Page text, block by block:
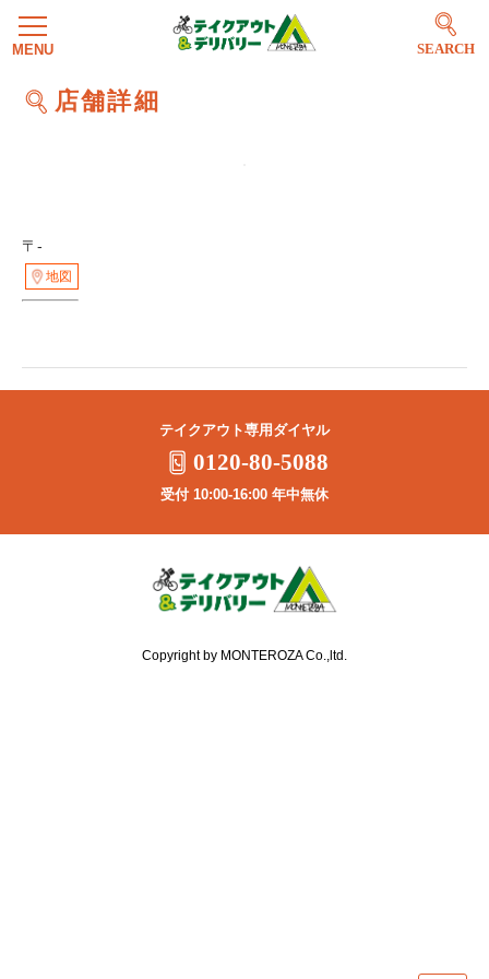
SEARCH
店舗詳細
〒-
地図
テイクアウト専用ダイヤル
0120-80-5088
受付 10:00-16:00 年中無休
Copyright by MONTEROZA Co.,ltd.